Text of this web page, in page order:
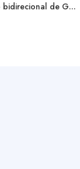
bidirecional de G...